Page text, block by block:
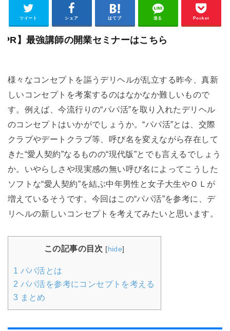
ツイート シェア はてブ 送る Pocket
【PR】最強講師の開業セミナーはこちら
様々なコンセプトを謳うデリヘルが乱立する昨今、真新
しいコンセプトを考案するのはなかなか難しいもので
す。例えば、今流行りの“パパ活”を取り入れたデリヘル
のコンセプトはいかがでしょうか。“パパ活”とは、交際
クラブやデートクラブ等、呼び名を変えながら存在して
きた“愛人契約”なるものの“現代版”とでも言えるでしょう
か。いやらしさや現実感の無い呼び名によってこうした
ソフトな“愛人契約”を結ぶ中年男性と女子大生やＯＬが
増えているそうです。今回はこの“パパ活”を参考に、デ
リヘルの新しいコンセプトを考えてみたいと思います。
この記事の目次 [hide]
1 パパ活とは
2 パパ活を参考にコンセプトを考える
3 まとめ